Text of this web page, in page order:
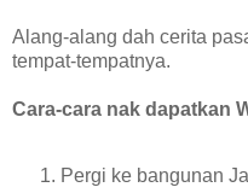
Alang-alang dah cerita
tempat-tempatnya.
Cara-cara nak dapatkan
Pergi ke bangunan